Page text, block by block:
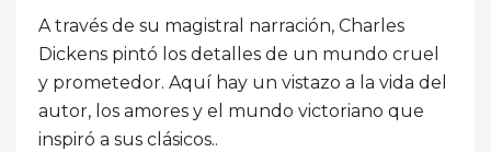
A través de su magistral narración, Charles
Dickens pintó los detalles de un mundo cruel
y prometedor. Aquí hay un vistazo a la vida del
autor, los amores y el mundo victoriano que
inspiró a sus clásicos..